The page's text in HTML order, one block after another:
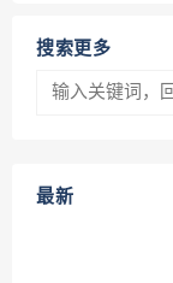
搜索更多
最新